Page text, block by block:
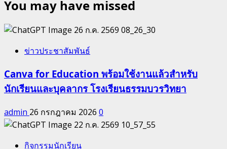
You may have missed
ข่าวประชาสัมพันธ์
Canva for Education พร้อมใช้งานแล้วสำหรับ
นักเรียนและบุคลากร โรงเรียนธรรมบวรวิทยา
admin 26 กรกฎาคม 2026 0
กิจกรรมนักเรียน